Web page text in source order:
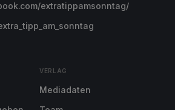
extratippamsonntag/
VERLAG
Mediadaten